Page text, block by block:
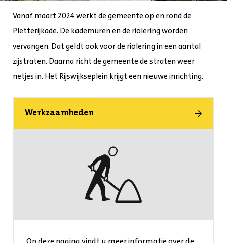
Vanaf maart 2024 werkt de gemeente op en rond de
Pletterijkade. De kademuren en de riolering worden
vervangen. Dat geldt ook voor de riolering in een aantal
zijstraten. Daarna richt de gemeente de straten weer
netjes in. Het Rijswijkseplein krijgt een nieuwe inrichting.
Werkzaamheden